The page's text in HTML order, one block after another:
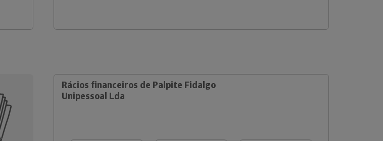
Rácios financeiros de Palpite Fidalgo
Unipessoal Lda